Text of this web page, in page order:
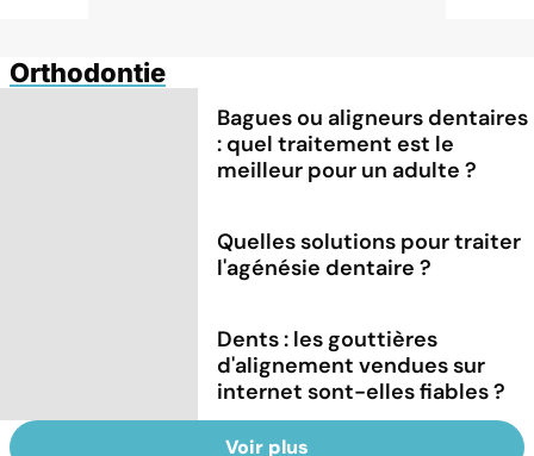
Orthodontie
Bagues ou aligneurs dentaires
: quel traitement est le
meilleur pour un adulte ?
Quelles solutions pour traiter
l'agénésie dentaire ?
Dents : les gouttières
d'alignement vendues sur
internet sont-elles fiables ?
Voir plus